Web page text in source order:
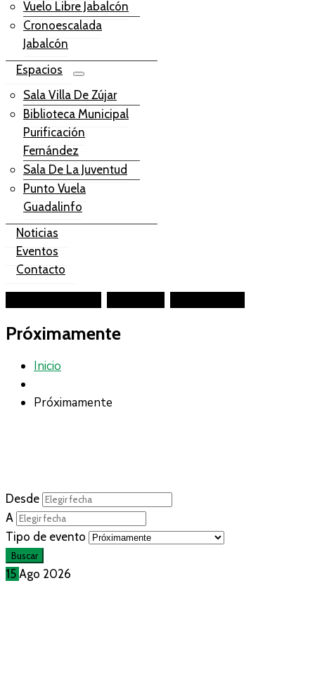
Vuelo Libre Jabalcón
Cronoescalada
Jabalcón
Espacios
Sala Villa De Zújar
Biblioteca Municipal
Purificación
Fernández
Sala De La Juventud
Punto Vuela
Guadalinfo
Noticias
Eventos
Contacto
Próximamente
Inicio
Próximamente
Desde
A
Tipo de evento
15 Ago 2026